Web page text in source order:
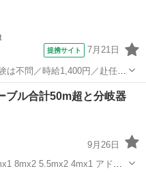
提携サイト 7月21日
は不問／時給1,400円／赴任旅
／食堂利用可能／マイカー通
ブル合計50m超と分岐器
9月26日
バ